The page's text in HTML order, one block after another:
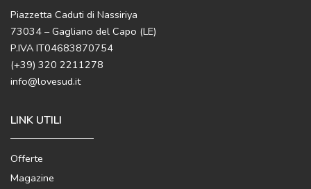
Piazzetta Caduti di Nassiriya
73034 – Gagliano del Capo (LE)
P.IVA IT04683870754
(+39) 320 2211278
info@lovesud.it
LINK UTILI
Offerte
Magazine